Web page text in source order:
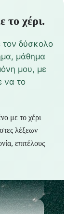
το χέρι.
τον δύσκολο
μάθημα
μου, με
να το
με το χέρι
λέξεων
επιτέλους